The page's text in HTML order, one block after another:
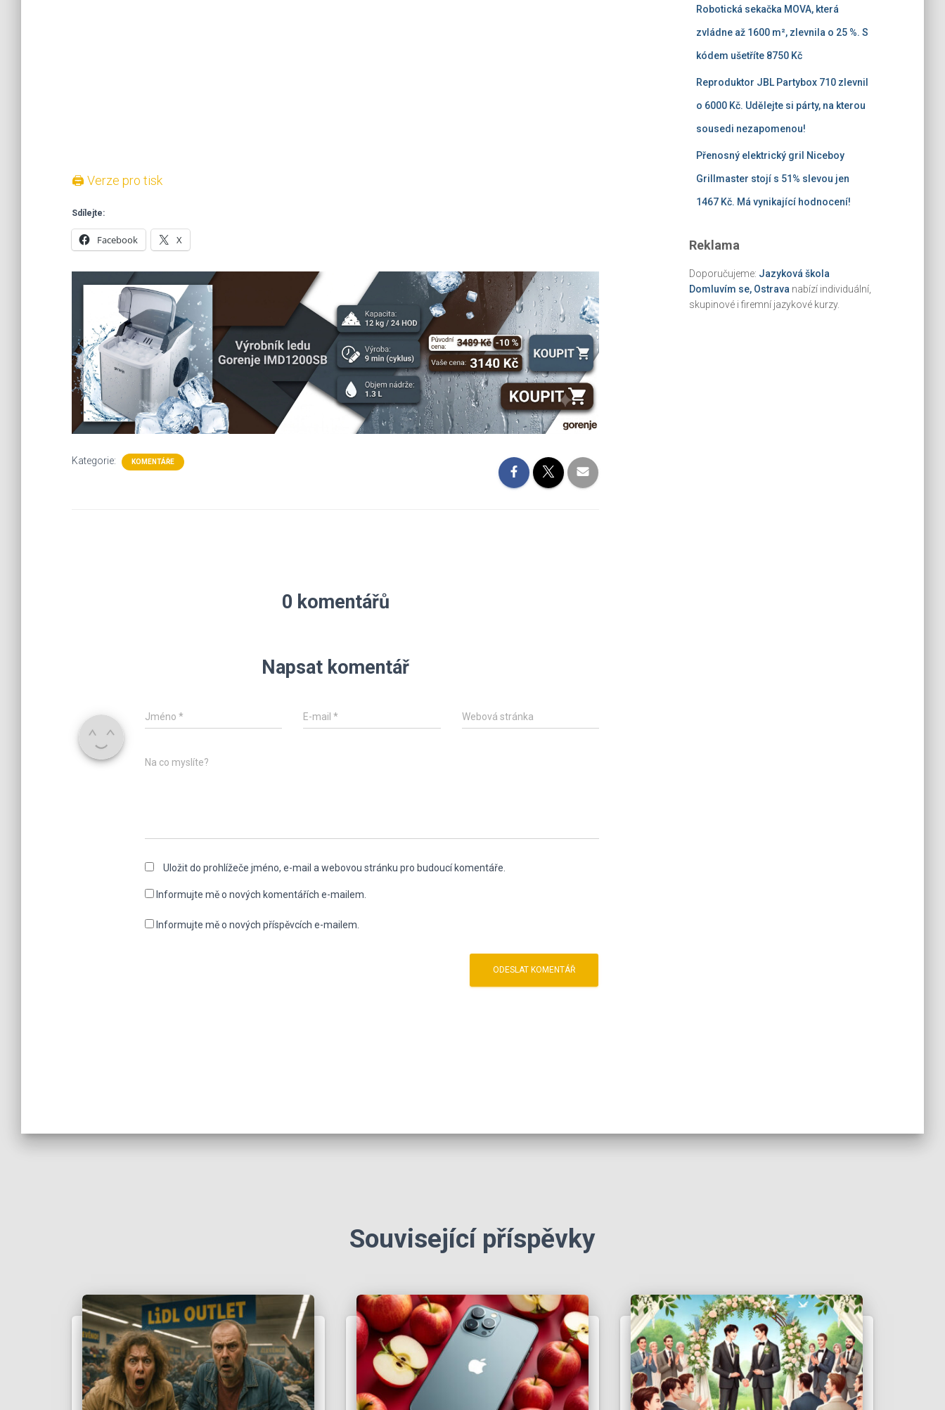
🖨 Verze pro tisk
Sdílejte:
Facebook X
Kategorie: KOMENTÁŘE
0 komentářů
Napsat komentář
Jméno * E-mail* Webová stránka
Na co myslíte?
Uložit do prohlížeče jméno, e-mail a webovou stránku pro budoucí komentáře.
Informujte mě o nových komentářích e-mailem.
Informujte mě o nových příspěvcích e-mailem.
Robotická sekačka MOVA, která
zvládne až 1600 m², zlevnila o 25 %. S
kódem ušetříte 8750 Kč
Reproduktor JBL Partybox 710 zlevnil
o 6000 Kč. Udělejte si párty, na kterou
sousedi nezapomenou!
Přenosný elektrický gril Niceboy
Grillmaster stojí s 51% slevou jen
1467 Kč. Má vynikající hodnocení!
Reklama
Doporučujeme: Jazyková škola
Domluvím se, Ostrava nabízí individuální,
skupinové i firemní jazykové kurzy.
Související příspěvky